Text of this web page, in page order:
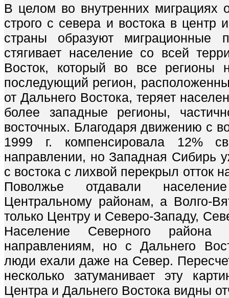
В целом во внутренних миграциях
строго с севера и востока в центр
страны образуют миграционные
стягивает население со всей
Восток, который во все регионы
последующий регион,
от Дальнего Востока, теряет
более западные регионы,
восточных. Благодаря движению с
1999 г. компенсировала 12%
направлении, но Западная Сибирь
с востока с лихвой перекрыл отток
Поволжье отдавали
Центральному районам, а Волго-
только Центру и Северо-Западу,
Население Северного
направлениям, но с Дальнего
люди ехали даже на Север.
несколько затуманивает эту
Центра и Дальнего Востока видны